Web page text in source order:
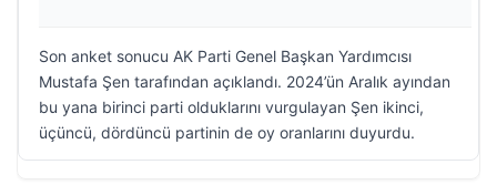
Son anket sonucu AK Parti Genel Başkan Yardımcısı
Mustafa Şen tarafından açıklandı. 2024’ün Aralık ayından
bu yana birinci parti olduklarını vurgulayan Şen ikinci,
üçüncü, dördüncü partinin de oy oranlarını duyurdu.